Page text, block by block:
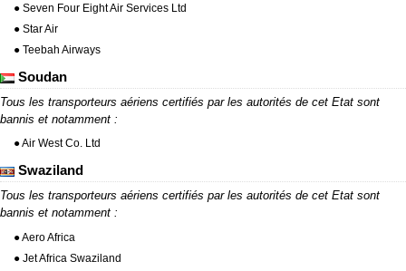
● Seven Four Eight Air Services Ltd
● Star Air
● Teebah Airways
Soudan
Tous les transporteurs aériens certifiés par les autorités de cet Etat sont
bannis et notamment :
● Air West Co. Ltd
Swaziland
Tous les transporteurs aériens certifiés par les autorités de cet Etat sont
bannis et notamment :
● Aero Africa
● Jet Africa Swaziland